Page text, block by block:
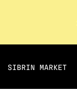
SIBRIN MARKET